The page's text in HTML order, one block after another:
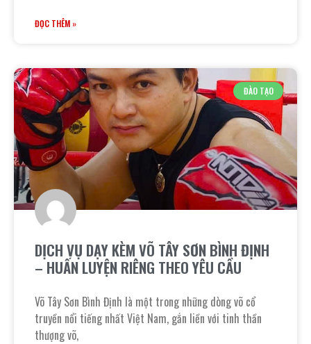
ĐỌC THÊM »
ĐÀO TẠO
DỊCH VỤ DẠY KÈM VÕ TÂY SƠN BÌNH ĐỊNH
– HUẤN LUYỆN RIÊNG THEO YÊU CẦU
Võ Tây Sơn Bình Định là một trong những dòng võ cổ
truyền nổi tiếng nhất Việt Nam, gắn liền với tinh thần
thượng võ,